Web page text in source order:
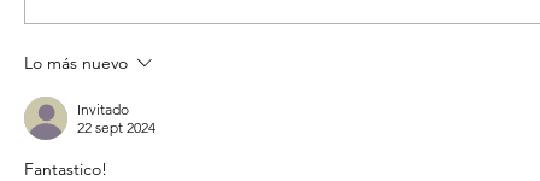
GENERANDO ENTORNO SALUDABLE
PARA LOS SANMIGUELENSES
Lo más nuevo
Invitado
22 sept 2024
Fantastico!